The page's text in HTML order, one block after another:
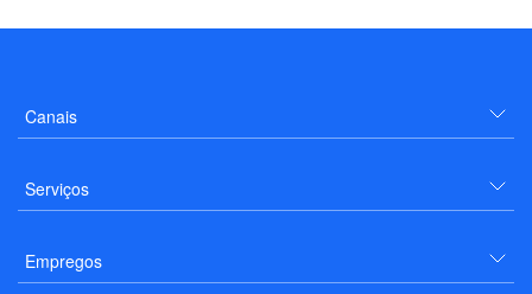
Canais
Serviços
Empregos